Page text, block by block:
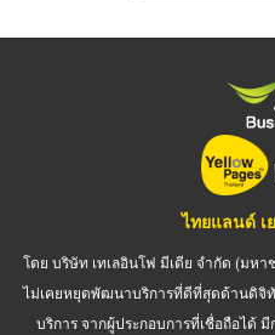
ไทยแลนด์ เ
โดย บริษัท เทเลอินโฟ มีเดีย จำกัด (มหา
ไม่เคยหยุดพัฒนาบริการที่ดีที่สุดด้านดิจิ
บริการ จากผู้ประกอบการที่เชื่อถือได้